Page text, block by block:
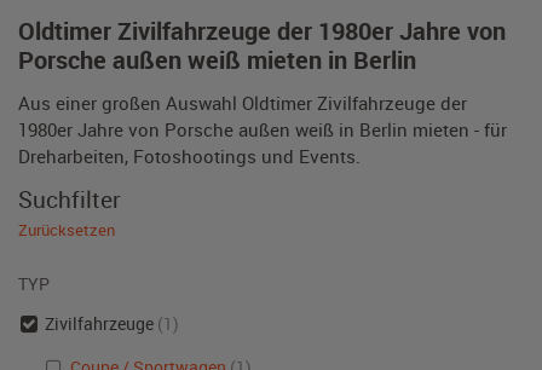
Oldtimer Zivilfahrzeuge der 1980er Jahre von
Porsche außen weiß mieten in Berlin
Aus einer großen Auswahl Oldtimer Zivilfahrzeuge der
1980er Jahre von Porsche außen weiß in Berlin mieten - für
Dreharbeiten, Fotoshootings und Events.
Suchfilter
Zurücksetzen
TYP
Zivilfahrzeuge (1)